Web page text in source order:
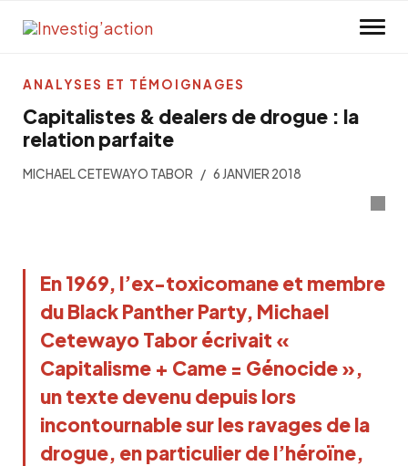
Capitalistes & dealers de drogue : la
relation parfaite
MICHAEL CETEWAYO TABOR 6 JANVIER 2018
En 1969, l’ex-toxicomane et membre
du Black Panther Party, Michael
Cetewayo Tabor écrivait «
Capitalisme + Came = Génocide »,
un texte devenu depuis lors
incontournable sur les ravages de la
drogue, en particulier de l’héroïne,
ANALYSES ET TÉMOIGNAGES